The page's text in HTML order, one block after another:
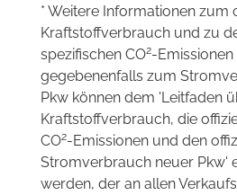
* Weitere Informationen zum
Kraftstoffverbrauch und zu
spezifischen CO2-Emissionen
gegebenenfalls zum
Pkw können dem 'Leitfaden
Kraftstoffverbrauch, die
CO2-Emissionen und den
Stromverbrauch neuer Pkw'
werden, der an allen